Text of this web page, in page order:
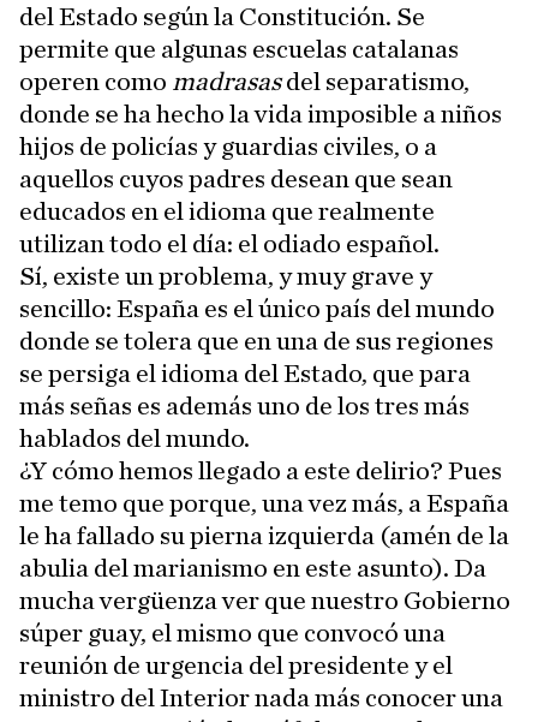
del Estado según la Constitución. Se
permite que algunas escuelas catalanas
operen como madrasasdel separatismo,
donde se ha hecho la vida imposible a niños
hijos de policías y guardias civiles, o a
aquellos cuyos padres desean que sean
educados en el idioma que realmente
utilizan todo el día: el odiado español.
Sí, existe un problema, y muy grave y
sencillo: España es el único país del mundo
donde se tolera que en una de sus regiones
se persiga el idioma del Estado, que para
más señas es además uno de los tres más
hablados del mundo.
¿Y cómo hemos llegado a este delirio? Pues
me temo que porque, una vez más, a España
le ha fallado su pierna izquierda (amén de la
abulia del marianismo en este asunto). Da
mucha vergüenza ver que nuestro Gobierno
súper guay, el mismo que convocó una
reunión de urgencia del presidente y el
ministro del Interior nada más conocer una